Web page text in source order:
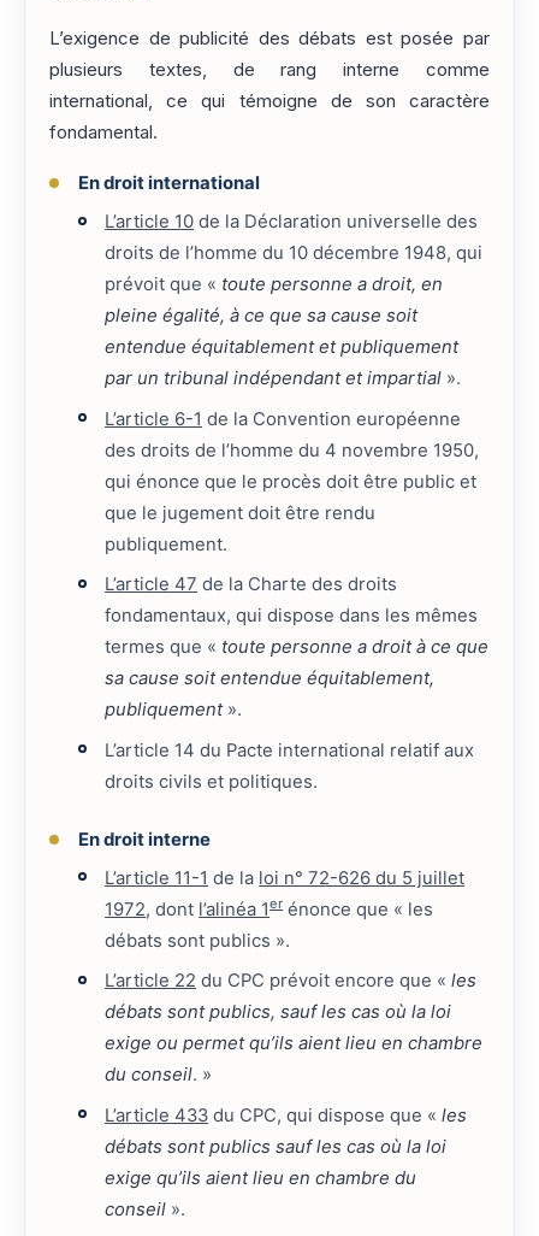
L’exigence de publicité des débats est posée par
plusieurs textes, de rang interne comme
international, ce qui témoigne de son caractère
fondamental.
En droit international
L’article 10 de la Déclaration universelle des
droits de l’homme du 10 décembre 1948, qui
prévoit que « toute personne a droit, en
pleine égalité, à ce que sa cause soit
entendue équitablement et publiquement
par un tribunal indépendant et impartial ».
L’article 6-1 de la Convention européenne
des droits de l’homme du 4 novembre 1950,
qui énonce que le procès doit être public et
que le jugement doit être rendu
publiquement.
L’article 47 de la Charte des droits
fondamentaux, qui dispose dans les mêmes
termes que « toute personne a droit à ce que
sa cause soit entendue équitablement,
publiquement».
L’article 14 du Pacte international relatif aux
droits civils et politiques.
En droit interne
L’article 11-1 de la loi n° 72-626 du 5 juillet
1972, dont l’alinéa 1er énonce que « les
débats sont publics ».
L’article 22 du CPC prévoit encore que «les
débats sont publics, sauf les cas où la loi
exige ou permet qu’ils aient lieu en chambre
du conseil. »
L’article 433 du CPC, qui dispose que «les
débats sont publics sauf les cas où la loi
exige qu’ils aient lieu en chambre du
conseil ».